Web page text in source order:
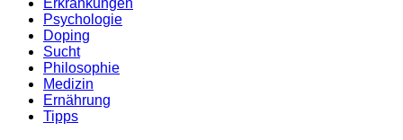
Erkrankungen
Psychologie
Doping
Sucht
Philosophie
Medizin
Ernährung
Tipps